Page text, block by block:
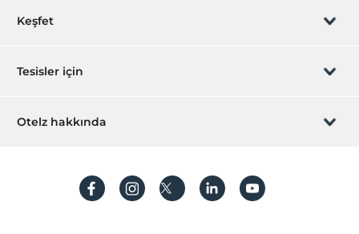
Rezervasyon yönet
Sıkça sorulan sorular
Keşfet
Hediye Kart
Hesap oluştur
Tesisler için
Hemen tesisinizi ekleyin
Otelz hakkında